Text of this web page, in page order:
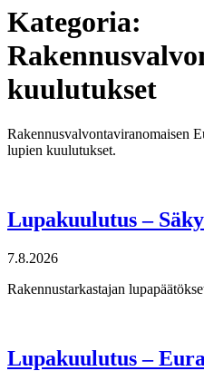
Kategoria:
kuulutukset
Rakennusvalvontaviranomaisen
lupien kuulutukset.
Lupakuulutus –
7.8.2026
Rakennustarkastajan
Lupakuulutus – Eura